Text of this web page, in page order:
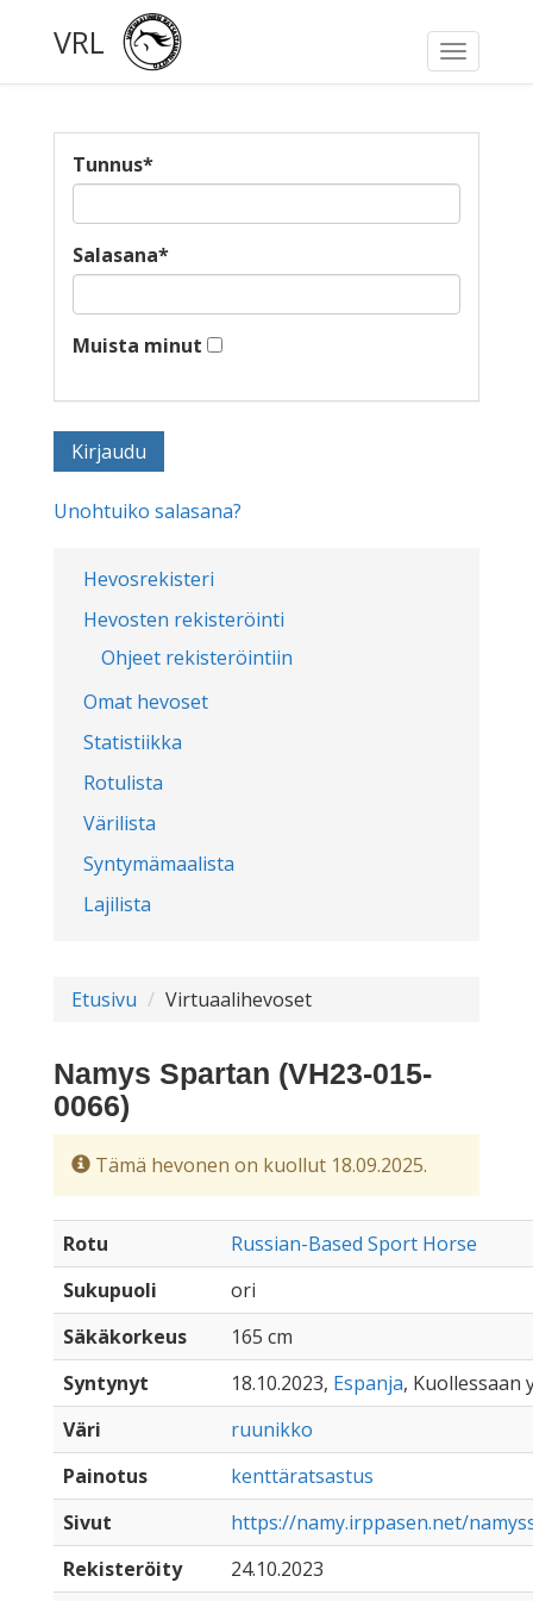
Toggle
VRL
Hevosrekisteri
Hevosten rekisteröinti
Ohjeet rekisteröintiin
Omat hevoset
Statistiikka
Rotulista
Värilista
Syntymämaalista
Lajilista
Tunnus*
Salasana*
Muista minut
Unohtuiko salasana?
Etusivu Virtuaalihevoset
Namys Spartan (VH23-015-
0066)
Tämä hevonen on kuollut 18.09.2025.
Rotu
Russian-Based Sport Horse
Sukupuoli
ori
Säkäkorkeus
165 cm
Syntynyt
18.10.2023, Espanja, Kuollessaan
Väri
ruunikko
Painotus
kenttäratsastus
Sivut
https://namy.irppasen.net/
Rekisteröity
24.10.2023